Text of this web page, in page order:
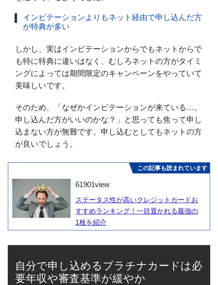
インビテーションよりもネット経由で申し込んだ方
が特典が多い
しかし、実はインビテーションからでもネットからで
も特に特典に違いはなく、むしろネットの方がタイミ
ングによっては期間限定のキャンペーンをやっていて
美味しいです。
そのため、「なぜかインビテーションが来ている…。
申し込んだ方がいいのかな？」と思っても焦って申し
込まない方が無難です。申し込むとしてもネットの方
が良いでしょう。
この記事も読まれています
61901view
ステータス性が高いクレジットカードお
すすめランキング！一目置かれる最強の
1枚を紹介
自分で申し込めるプラチナカードは必
要年収や審査基準が緩やか